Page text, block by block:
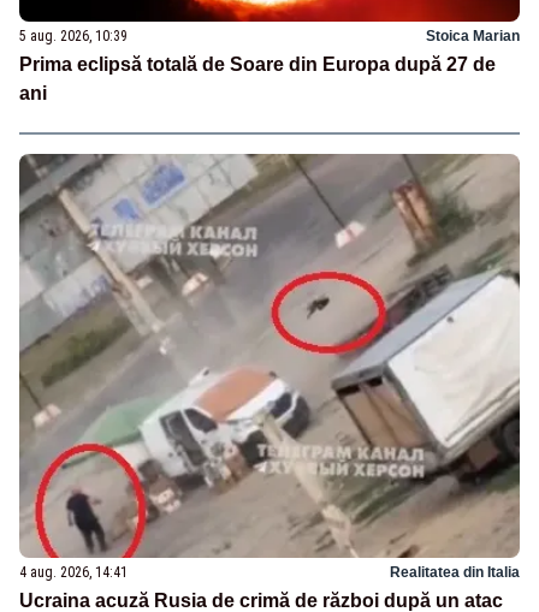
5 aug. 2026, 10:39 Stoica Marian
Prima eclipsă totală de Soare din Europa după 27 de
ani
4 aug. 2026, 14:41 Realitatea din Italia
Ucraina acuză Rusia de crimă de război după un atac